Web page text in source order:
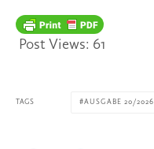
Post Views: 61
TAGS AUSGABE 20/2026